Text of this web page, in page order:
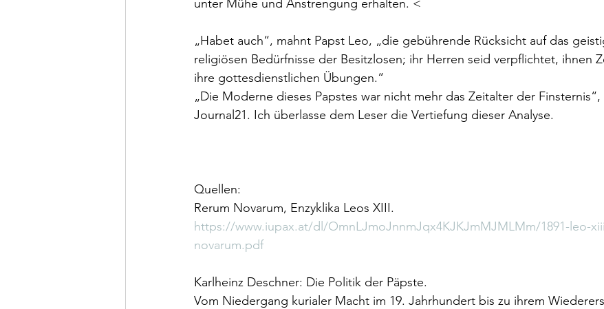
unter Mühe und Anstrengung erhalten. <
„Habet auch“, mahnt Papst Leo, „die gebührende Rücksicht auf das
religiösen Bedürfnisse der Besitzlosen; ihr Herren seid verpflichtet, ihnen
ihre gottesdienstlichen Übungen.“
„Die Moderne dieses Papstes war nicht mehr das Zeitalter der
Journal21. Ich überlasse dem Leser die Vertiefung dieser Analyse.
Quellen:
Rerum Novarum, Enzyklika Leos XIII.
https://www.iupax.at/dl/OmnLJmoJnnmJqx4KJKJmMJMLMm/1891-leo-
novarum.pdf
Karlheinz Deschner: Die Politik der Päpste.
Vom Niedergang kurialer Macht im 19. Jahrhundert bis zu ihrem